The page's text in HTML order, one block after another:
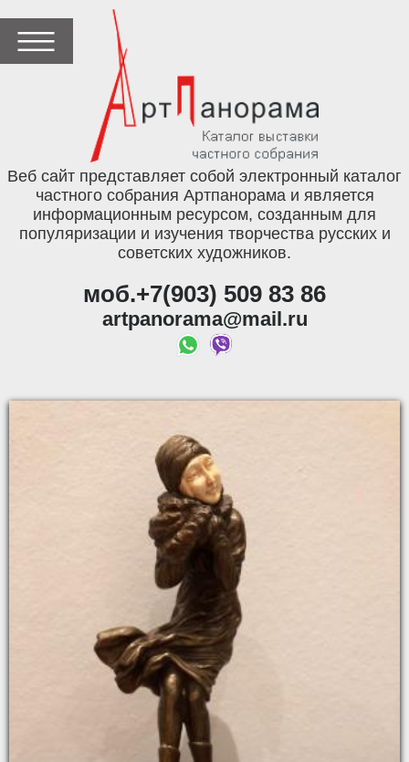
Веб сайт представляет собой электронный каталог
частного собрания Артпанорама и является
информационным ресурсом, созданным для
популяризации и изучения творчества русских и
советских художников.
моб.+7(903) 509 83 86
artpanorama@mail.ru